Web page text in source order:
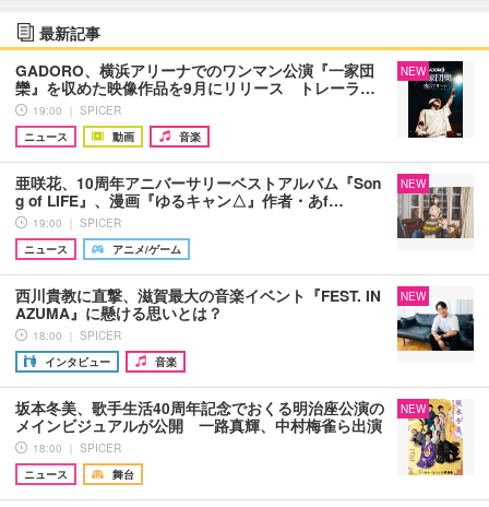
最新記事
GADORO、横浜アリーナでのワンマン公演『一家団
欒』を収めた映像作品を9月にリリース トレーラ…
19:00 ｜ SPICER
ニュース
動画 音楽
NEW
亜咲花、10周年アニバーサリーベストアルバム『Son
g of LIFE』、漫画『ゆるキャン△』作者・あf…
19:00 ｜ SPICER
ニュース
アニメ/ゲーム
NEW
西川貴教に直撃、滋賀最大の音楽イベント『FEST. IN
AZUMA』に懸ける思いとは？
18:00 ｜ SPICER
インタビュー
音楽
NEW
坂本冬美、歌手生活40周年記念でおくる明治座公演の
メインビジュアルが公開 一路真輝、中村梅雀ら出演
18:00 ｜ SPICER
ニュース
舞台
NEW